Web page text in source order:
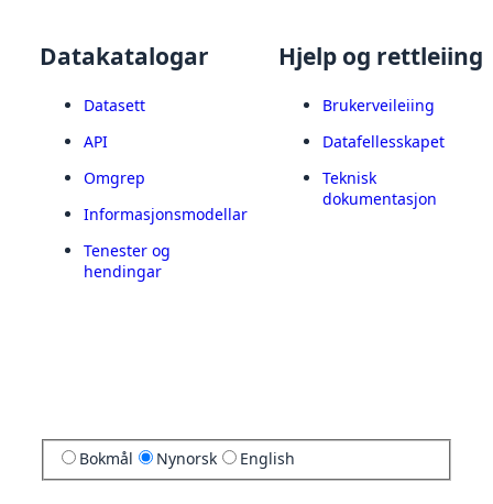
Datakatalogar
Datasett
API
Omgrep
Informasjonsmodellar
Tenester og
hendingar
Hjelp og rettleiing
Brukerveileiing
Datafellesskapet
Teknisk
dokumentasjon
Bokmål Nynorsk English